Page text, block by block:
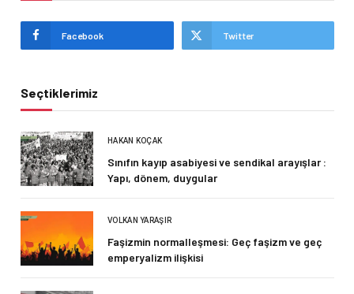
Facebook Twitter
Seçtiklerimiz
HAKAN KOÇAK
Sınıfın kayıp asabiyesi ve sendikal arayışlar :
Yapı, dönem, duygular
VOLKAN YARAŞIR
Faşizmin normalleşmesi: Geç faşizm ve geç
emperyalizm ilişkisi